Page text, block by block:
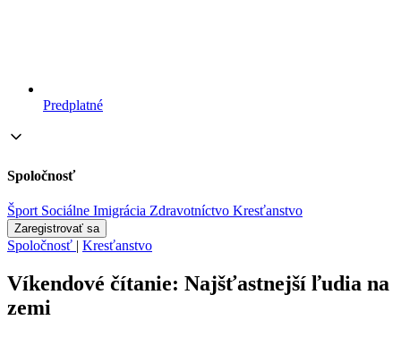
Predplatné
Spoločnosť
Šport Sociálne Imigrácia Zdravotníctvo Kresťanstvo
Zaregistrovať sa
Spoločnosť | Kresťanstvo
Víkendové čítanie: Najšťastnejší ľudia na
zemi